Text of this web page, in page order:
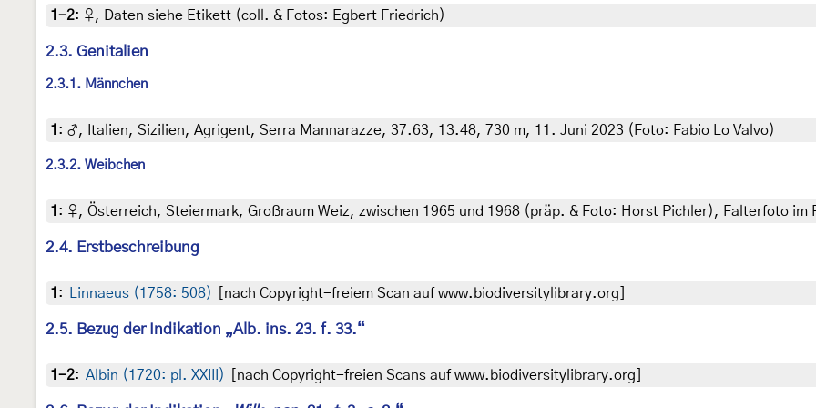
1-2: ♀, Daten siehe Etikett (coll. & Fotos: Egbert Friedrich)
2.3. Genitalien
2.3.1. Männchen
1 : ♂, Italien, Sizilien, Agrigent, Serra Mannarazze, 37.63, 13.48, 730 m, 11. Juni 2023 (Foto: Fabio Lo Valvo)
2.3.2. Weibchen
1 : ♀, Österreich, Steiermark, Großraum Weiz, zwischen 1965 und 1968 (präp. & Foto: Horst Pichler), Falterfoto im
2.4. Erstbeschreibung
1 : Linnaeus (1758: 508) [nach Copyright-freiem Scan auf www.biodiversitylibrary.org]
2.5. Bezug der Indikation „Alb. ins. 23. f. 33.“
1-2: Albin (1720: pl. XXIII) [nach Copyright-freien Scans auf www.biodiversitylibrary.org]